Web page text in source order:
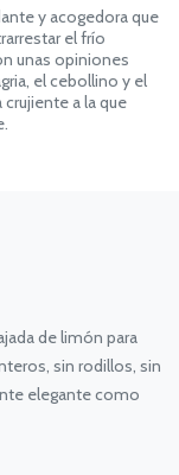
y acogedora que
el frío
unas opiniones
el cebollino y el
a la que
de limón para
sin rodillos, sin
elegante como